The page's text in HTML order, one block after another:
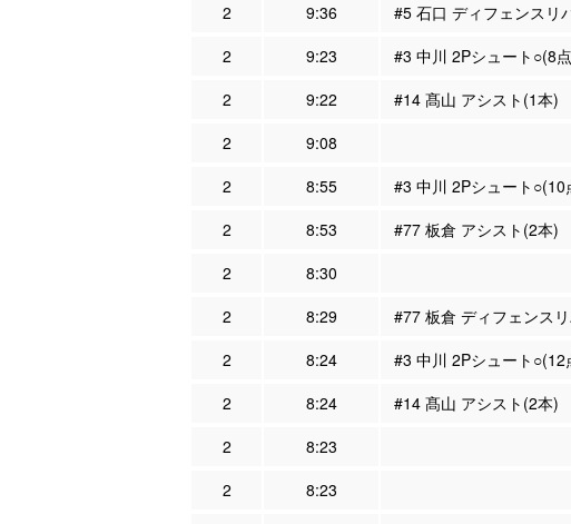
2
9:36
#5 石口 ディフェンスリ
2
9:23 #3 中川 2Pシュート○(8
2
9:22
#14 髙山 アシスト(1本)
2
9:08
2
8:55 #3 中川 2Pシュート○(10
2
8:53
#77 板倉 アシスト(2本)
2
8:30
2
8:29
#77 板倉 ディフェンス
2
8:24 #3 中川 2Pシュート○(12
2
8:24
#14 髙山 アシスト(2本)
2
8:23
2
8:23